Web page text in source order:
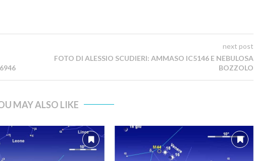
next post
FOTO DI ALESSIO SCUDIERI: AMMASO IC5146 E NEBULOSA
BOZZOLO
MAY ALSO LIKE